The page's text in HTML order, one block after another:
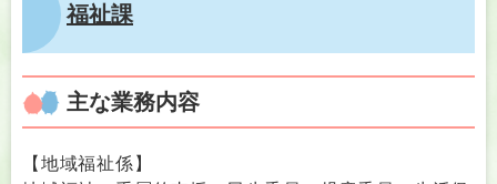
福祉課
主な業務内容
【地域福祉係】